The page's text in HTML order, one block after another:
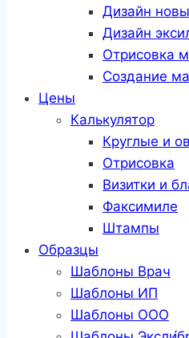
Дизайн
Дизайн
Отрисовка
Создание
Цены
Калькулятор
Круглые и
Отрисовка
Визитки и
Факсимиле
Штампы
Образцы
Шаблоны Врач
Шаблоны ИП
Шаблоны ООО